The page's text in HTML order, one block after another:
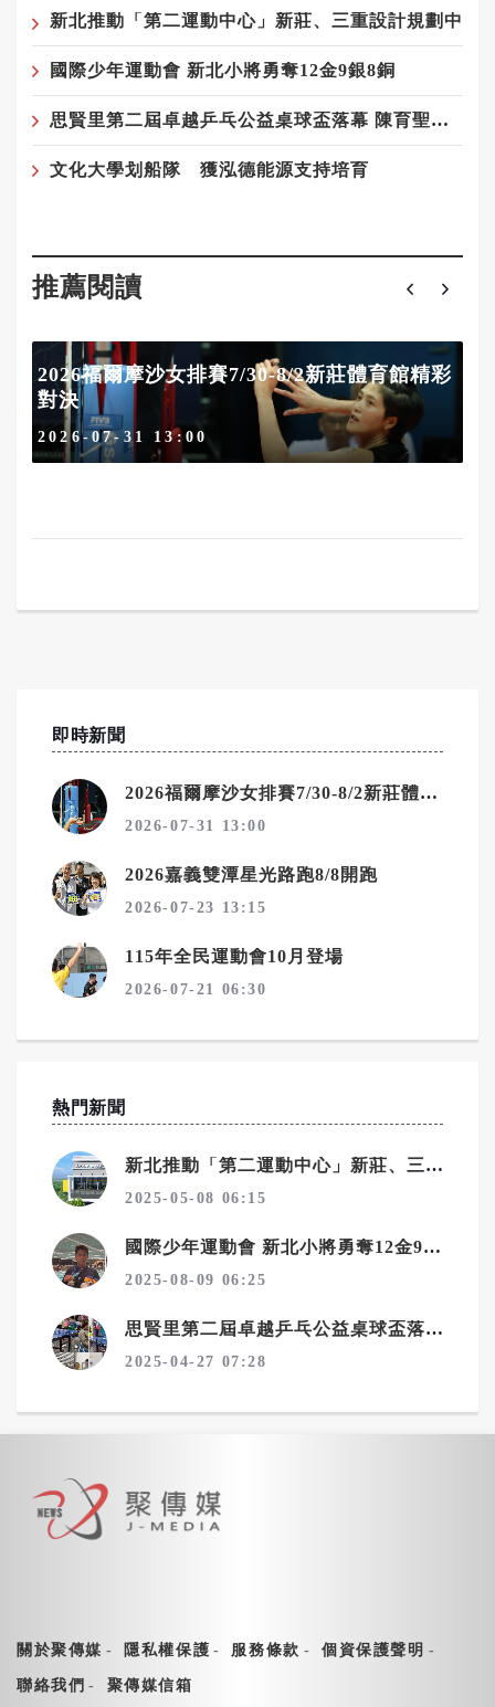
新北推動「第二運動中心」新莊、三重設計規劃中
國際少年運動會 新北小將勇奪12金9銀8銅
思賢里第二屆卓越乒乓公益桌球盃落幕 陳育聖、吳柏陞勇奪冠軍
文化大學划船隊 獲泓德能源支持培育
推薦閱讀
2026福爾摩沙女排賽7/30-8/2新莊體育館精彩
對決
2026-07-31 13:00
即時新聞
2026福爾摩沙女排賽7/30-8/2新莊體育館精彩對決
2026-07-31 13:00
2026嘉義雙潭星光路跑8/8開跑
2026-07-23 13:15
115年全民運動會10月登場
2026-07-21 06:30
熱門新聞
新北推動「第二運動中心」新莊、三重設計規劃中
2025-05-08 06:15
國際少年運動會 新北小將勇奪12金9銀8銅
2025-08-09 06:25
思賢里第二屆卓越乒乓公益桌球盃落幕 陳育聖、吳柏陞勇奪冠軍
2025-04-27 07:28
關於聚傳媒 隱私權保護 服務條款 個資保護聲明
聯絡我們 聚傳媒信箱